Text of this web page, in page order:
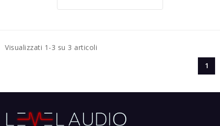
Visualizzati 1-3 su 3 articoli
1